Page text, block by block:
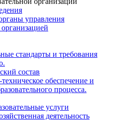
управления
стандарты и требования
состав
обеспечение и
процесса.
услуги
деятельность